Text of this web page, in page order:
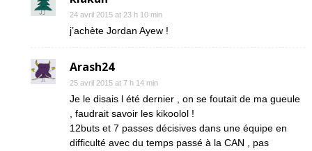
24 avril 2015 at 23 h 10 min
j’achète Jordan Ayew !
Arash24
25 avril 2015 at 7 h 14 min
Je le disais l été dernier , on se foutait de ma gueule
, faudrait savoir les kikoolol !
12buts et 7 passes décisives dans une équipe en
difficulté avec du temps passé à la CAN , pas